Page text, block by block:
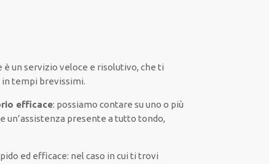
è un servizio veloce e risolutivo, che ti
in tempi brevissimi.
efficace: possiamo contare su uno o più
e un’assistenza presente a tutto tondo,
ed efficace: nel caso in cui ti trovi